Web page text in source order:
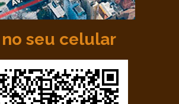
seu celular